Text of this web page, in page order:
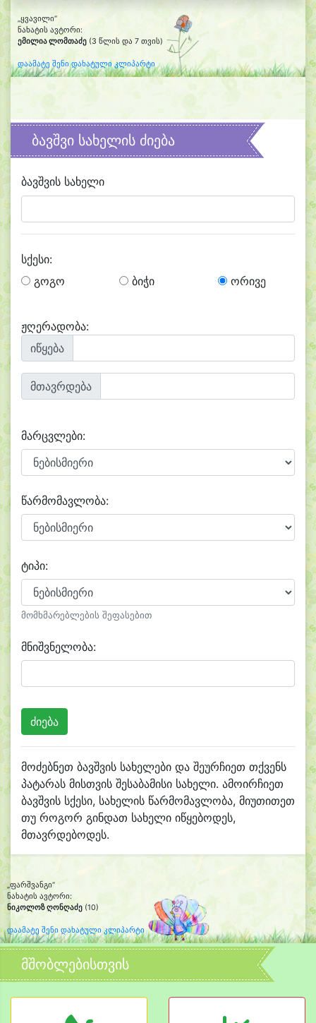
„ყვავილი“
ნახატის ავტორი:
ემილია ლომთაძე (3 წლის და 7 თვის)
დაამატე შენი დახატული კლიპარტი
ბავშვი სახელის ძიება
ბავშვის სახელი
სქესი:
გოგო
ბიჭი ორივე
ჟღერადობა:
იწყება
მთავრდება
მარცვლები:
წარმომავლობა:
ტიპი:
მომხმარებლების შეფასებით
მნიშვნელობა:
მოძებნეთ ბავშვის სახელები და შეურჩიეთ თქვენს
პატარას მისთვის შესაბამისი სახელი. ამოირჩიეთ
ბავშვის სქესი, სახელის წარმომავლობა, მიუთითეთ
თუ როგორ გინდათ სახელი იწყებოდეს,
მთავრდებოდეს.
„ფარშვანგი“
ნახატის ავტორი:
ნიკოლოზ ღონღაძე (10)
დაამატე შენი დახატული კლიპარტი
მშობლებისთვის